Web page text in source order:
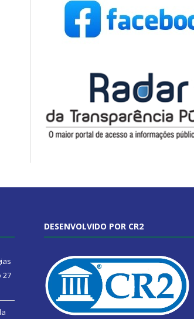
27
DESENVOLVIDO POR CR2